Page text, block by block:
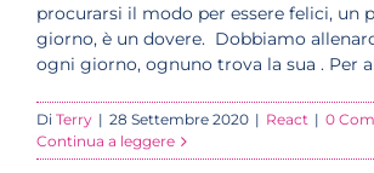
procurarsi il modo per essere felici, un
giorno, è un dovere. Dobbiamo
ogni giorno, ognuno trova la sua . Per
Di Terry | 28 Settembre 2020 | React | 0
Continua a leggere